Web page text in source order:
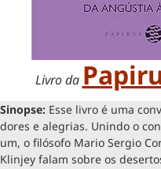
Livro da
Sinopse: Esse livro é uma
dores e alegrias. Unindo o
um, o filósofo Mario Sergio
Klinjey falam sobre os